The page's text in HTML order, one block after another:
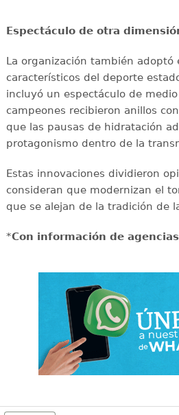
Espectáculo de otra
La organización también adoptó
característicos del deporte
incluyó un espectáculo de
campeones recibieron anillos
que las pausas de hidratación
protagonismo dentro de la
Estas innovaciones dividieron
consideran que modernizan el
que se alejan de la tradición de
*Con información de agencias